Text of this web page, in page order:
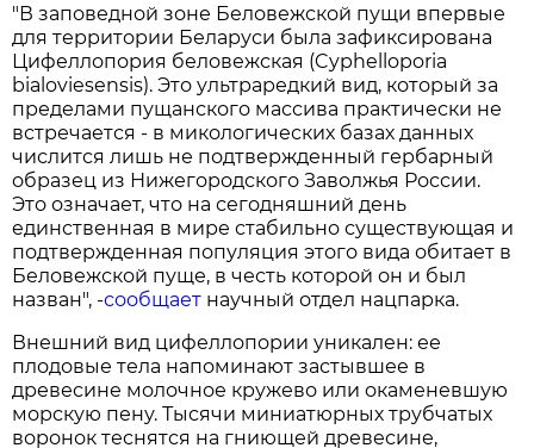
"В заповедной зоне Беловежской пущи впервые
для территории Беларуси была зафиксирована
Цифеллопория беловежская (Cyphelloporia
bialoviesensis). Это ультраредкий вид, который за
пределами пущанского массива практически не
встречается - в микологических базах данных
числится лишь не подтвержденный гербарный
образец из Нижегородского Заволжья России.
Это означает, что на сегодняшний день
единственная в мире стабильно существующая и
подтвержденная популяция этого вида обитает в
Беловежской пуще, в честь которой он и был
назван", -сообщает научный отдел нацпарка.
Внешний вид цифеллопории уникален: ее
плодовые тела напоминают застывшее в
древесине молочное кружево или окаменевшую
морскую пену. Тысячи миниатюрных трубчатых
воронок теснятся на гниющей древесине,